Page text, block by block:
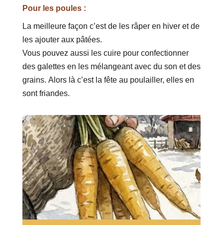
Pour les poules :
La meilleure façon c’est de les râper en hiver et de
les ajouter aux pâtées.
Vous pouvez aussi les cuire pour confectionner
des galettes en les mélangeant avec du son et des
grains. Alors là c’est la fête au poulailler, elles en
sont friandes.